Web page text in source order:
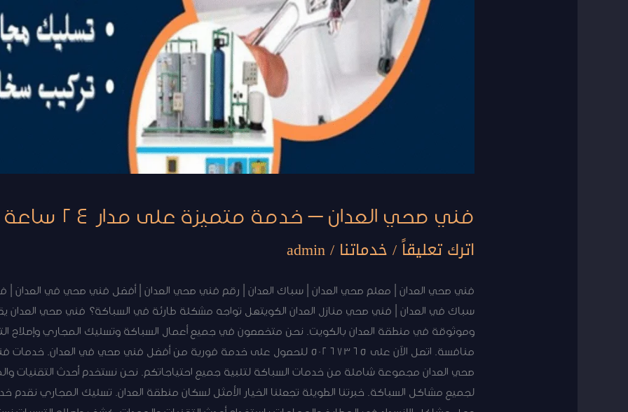
فني صحي العدان – خدمة متميزة على مدار 24 ساعة
اترك تعليقاً/خدماتنا /
admin
فني صحي العدان | معلم صحي العدان | سباك العدان | رقم فني صحي العدان | أفضل فني صحي في العدان
سباك في العدان | فني صحي منازل العدان الكويتهل تواجه مشكلة طارئة في السباكة؟ فني صحي العدان
وموثوقة في منطقة العدان بالكويت. نحن متخصصون في جميع أعمال السباكة وتسليك المجاري وإصلاح
منافسة. اتصل الآن على 50267365 للحصول على خدمة فورية من أفضل فني صحي في
صحي العدان مجموعة شاملة من خدمات السباكة لتلبية جميع احتياجاتكم. نحن نستخدم أحدث التقنيات
لجميع مشاكل السباكة. خبرتنا الطويلة تجعلنا الخيار الأمثل لسكان منطقة العدان. تسليك المجاري نقدم